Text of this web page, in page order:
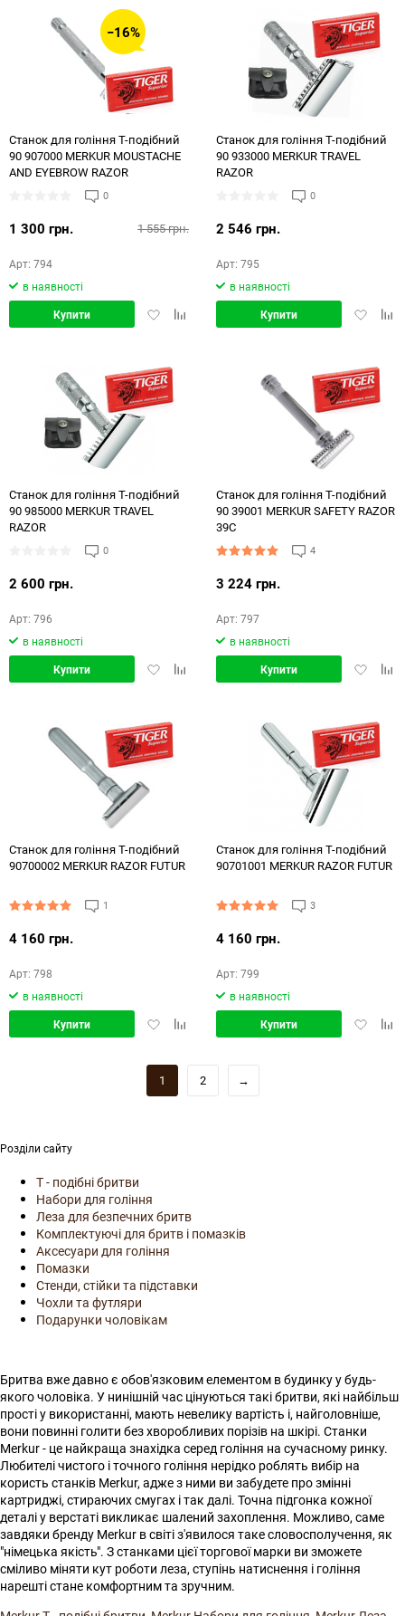
−16%
Станок для гоління Т-подібний
90 907000 MERKUR MOUSTACHE
AND EYEBROW RAZOR
0
1 555 грн.
1 300 грн.
Арт: 794
в наявності
ДодатиДодати
Купити
Станок для гоління Т-подібний
90 933000 MERKUR TRAVEL
RAZOR
0
2 546 грн.
Арт: 795
в наявності
Додати
Купити
Станок для гоління Т-подібний
90 985000 MERKUR TRAVEL
RAZOR
0
2 600 грн.
Арт: 796
в наявності
ДодатиДодати
Купити
Станок для гоління Т-подібний
90 39001 MERKUR SAFETY RAZOR
39C
4
3 224 грн.
Арт: 797
в наявності
Додати
Купити
Станок для гоління Т-подібний
90700002 MERKUR RAZOR FUTUR
1
4 160 грн.
Арт: 798
в наявності
ДодатиДодати
Купити
Станок для гоління Т-подібний
90701001 MERKUR RAZOR FUTUR
3
4 160 грн.
Арт: 799
в наявності
Додати
Купити
1 2 →
Розділи сайту
Т - подібні бритви
Набори для гоління
Леза для безпечних бритв
Комплектуючі для бритв і помазків
Аксесуари для гоління
Помазки
Стенди, стійки та підставки
Чохли та футляри
Подарунки чоловікам
Бритва вже давно є обов'язковим елементом в будинку у будь-
якого чоловіка. У нинішній час цінуються такі бритви, які найбільш
прості у використанні, мають невелику вартість і, найголовніше,
вони повинні голити без хворобливих порізів на шкірі. Станки
Merkur - це найкраща знахідка серед гоління на сучасному ринку.
Любителі чистого і точного гоління нерідко роблять вибір на
користь станків Merkur, адже з ними ви забудете про змінні
картриджі, стираючих смугах і так далі. Точна підгонка кожної
деталі у верстаті викликає шалений захоплення. Можливо, саме
завдяки бренду Merkur в світі з'явилося таке словосполучення, як
"німецька якість". З станками цієї торгової марки ви зможете
сміливо міняти кут роботи леза, ступінь натиснення і гоління
нарешті стане комфортним та зручним.